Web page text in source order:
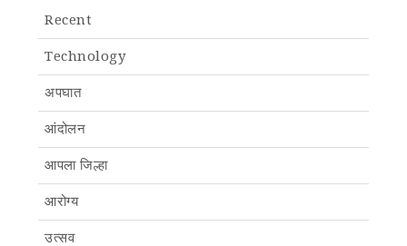
Recent
Technology
अपघात
आंदोलन
आपला जिल्हा
आरोग्य
उत्सव